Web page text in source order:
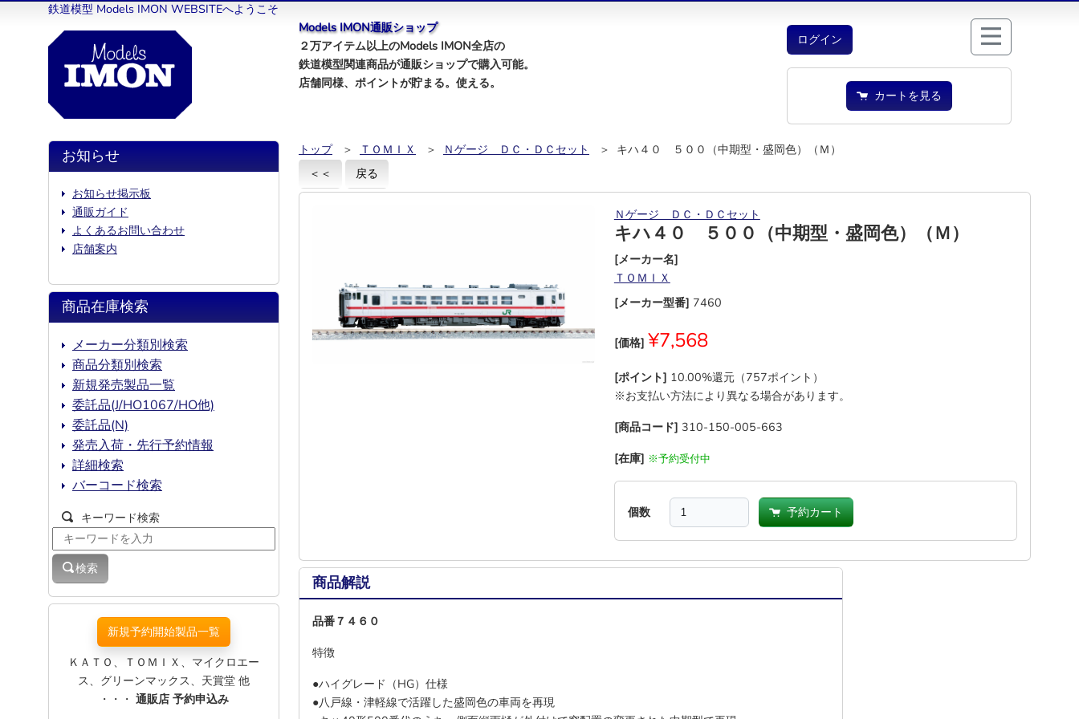
鉄道模型 Models IMON WEBSITEへようこそ
Models IMON通販ショップ
２万アイテム以上のModels IMON全店の
鉄道模型関連商品が通販ショップで購入可能。
店舗同様、ポイントが貯まる。使える。
ログイン
カートを見る
トップ ＞ ＴＯＭＩＸ ＞ Ｎゲージ ＤＣ・ＤＣセット
＞ キハ４０ ５００（中期型・盛岡色）（Ｍ）
＜＜
戻る
Ｎゲージ ＤＣ・ＤＣセット
キハ４０ ５００（中期型・盛岡色）（Ｍ）
[メーカー名]
ＴＯＭＩＸ
[メーカー型番] 7460
[価格] ¥7,568
[ポイント] 10.00%還元（757ポイント）
※お支払い方法により異なる場合があります。
[商品コード] 310-150-005-663
[在庫] ※予約受付中
個数 予約カート
商品解説
品番７４６０
特徴
●ハイグレード（HG）仕様
●八戸線・津軽線で活躍した盛岡色の車両を再現
お知らせ
お知らせ掲示板
通販ガイド
よくあるお問い合わせ
店舗案内
商品在庫検索
メーカー分類別検索
商品分類別検索
新規発売製品一覧
委託品(J/HO1067/HO他)
委託品(N)
発売入荷・先行予約情報
詳細検索
バーコード検索
キーワード検索
検索
新規予約開始製品一覧
ＫＡＴＯ、ＴＯＭＩＸ、マイクロエー
ス、グリーンマックス、天賞堂 他
・・・ 通販店 予約申込み